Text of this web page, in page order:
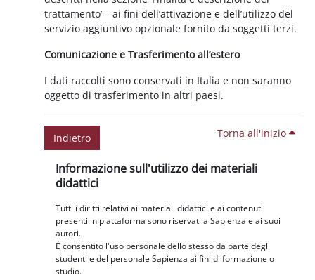
trattamento’ – ai fini dell’attivazione e dell’utilizzo del
servizio aggiuntivo opzionale fornito da soggetti terzi.
Comunicazione e Trasferimento all’estero
I dati raccolti sono conservati in Italia e non saranno
oggetto di trasferimento in altri paesi.
Indietro Torna all'inizio
Blocchi
Informazione sull'utilizzo dei materiali
didattici
Tutti i diritti relativi ai materiali didattici e ai contenuti
presenti in piattaforma sono riservati a Sapienza e ai suoi
autori.
È consentito l'uso personale dello stesso da parte degli
studenti e del personale Sapienza ai fini di formazione o
studio.